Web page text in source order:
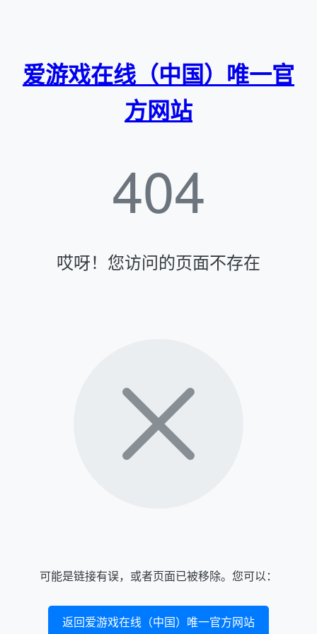
爱游戏在线（中国）唯一官
方网站
404
哎呀！您访问的页面不存在
可能是链接有误，或者页面已被移除。您可以：
返回爱游戏在线（中国）唯一官方网站